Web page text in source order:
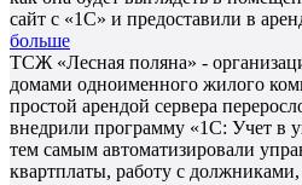
сайт с «1С» и предоставили в
больше
ТСЖ «Лесная поляна» -
домами одноименного жилого
простой арендой сервера
внедрили программу «1С: Учет в
тем самым автоматизировали
квартплаты, работу с